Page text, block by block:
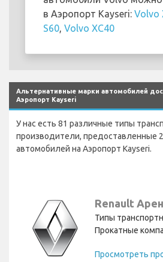
в Аэропорт Kayseri: Volvo
S60 Volvo XC40
Альтернативные марки автомобилей
Аэропорт Kayseri
У нас есть 81 различные типы
производители, предоставленные
автомобилей на Аэропорт Kayseri.
Renault
Типы
Прокатные